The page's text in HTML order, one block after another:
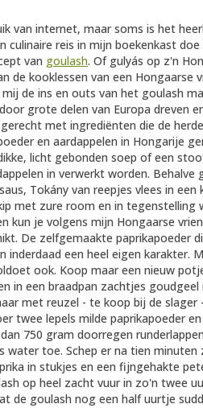
van internet, maar soms is het
culinaire reis in mijn boekenkast
van goulash. Of gulyás op z'n
de kooklessen van een
de ins en outs van het goulash
grote delen van Europa dreven
met ingrediënten die de
en aardappelen in Hongarije
licht gebonden soep of een
in verwerkt worden.
Tokány van reepjes vlees in
met zure room en in
kun je volgens mijn Hongaarse
De zelfgemaakte paprikapoeder
een heel eigen karakter.
ook. Koop maar een nieuw
in een braadpan zachtjes
met reuzel - te koop bij de slager
twee lepels milde paprikapoeder
750 gram doorregen
water toe. Schep er na tien
in stukjes en een fijngehakte
op heel zacht vuur in zo'n twee
de goulash nog een half uurtje